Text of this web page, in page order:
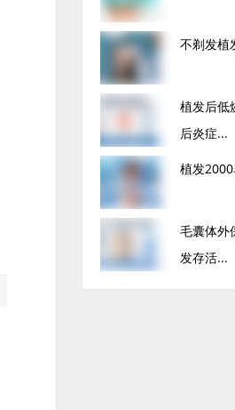
不剃发植
植发后低
后炎症...
植发
毛囊体外
发存活...